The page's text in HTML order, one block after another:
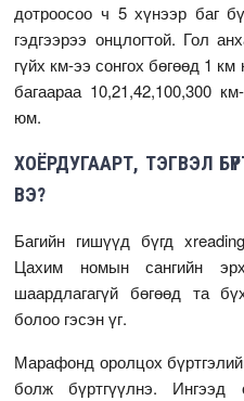
дотроосоо ч 5 хүнээр баг
гэдгээрээ онцлогтой. Гол
гүйх км-ээ сонгох бөгөөд 1
багаараа 10,21,42,100,300
юм.
ХОЁРДУГААРТ, ТЭГВЭЛ
ВЭ?
Багийн гишүүд бүгд
Цахим номын сангийн
шаардлагагүй бөгөөд та
болоо гэсэн үг.
Марафонд оролцох
болж бүртгүүлнэ. Ингээд